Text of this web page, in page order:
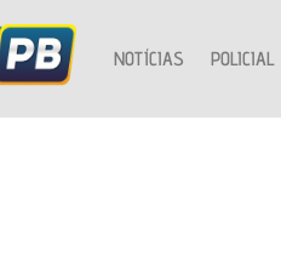
NOTÍCIAS POLICIAL